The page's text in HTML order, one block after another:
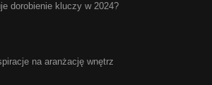
dorobienie kluczy w 2024?
na aranżację wnętrz